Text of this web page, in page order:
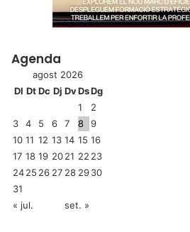
Agenda
agost 2026
Dl DtDc Dj DvDsDg
1
2
3
4 5 6 7 8
9
10 11 12 13 14 15 16
17 18 19 2021 22 23
2425 26 27 28 2930
31
« jul.
set. »